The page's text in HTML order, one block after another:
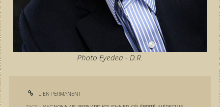
Photo Eyedea - D.R.
LIEN PERMANENT